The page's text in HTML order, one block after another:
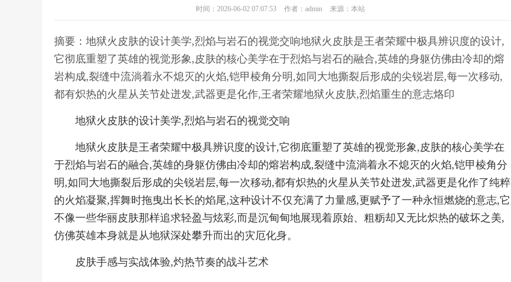
时间：2026-06-02 07:07:53 作者：admin 来源：本站
摘要：地狱火皮肤的设计美学,烈焰与岩石的视觉交响地狱火皮肤是王者荣耀中极具辨识度的设计,
它彻底重塑了英雄的视觉形象,皮肤的核心美学在于烈焰与岩石的融合,英雄的身躯仿佛由冷却的熔
岩构成,裂缝中流淌着永不熄灭的火焰,铠甲棱角分明,如同大地撕裂后形成的尖锐岩层,每一次移动,
都有炽热的火星从关节处迸发,武器更是化作,王者荣耀地狱火皮肤,烈焰重生的意志烙印
地狱火皮肤的设计美学,烈焰与岩石的视觉交响
地狱火皮肤是王者荣耀中极具辨识度的设计,它彻底重塑了英雄的视觉形象,皮肤的核心美学在
于烈焰与岩石的融合,英雄的身躯仿佛由冷却的熔岩构成,裂缝中流淌着永不熄灭的火焰,铠甲棱角分
明,如同大地撕裂后形成的尖锐岩层,每一次移动,都有炽热的火星从关节处迸发,武器更是化作了纯粹
的火焰凝聚,挥舞时拖曳出长长的焰尾,这种设计不仅充满了力量感,更赋予了一种永恒燃烧的意志,它
不像一些华丽皮肤那样追求轻盈与炫彩,而是沉甸甸地展现着原始、粗粝却又无比炽热的破坏之美,
仿佛英雄本身就是从地狱深处攀升而出的灾厄化身。
皮肤手感与实战体验,灼热节奏的战斗艺术